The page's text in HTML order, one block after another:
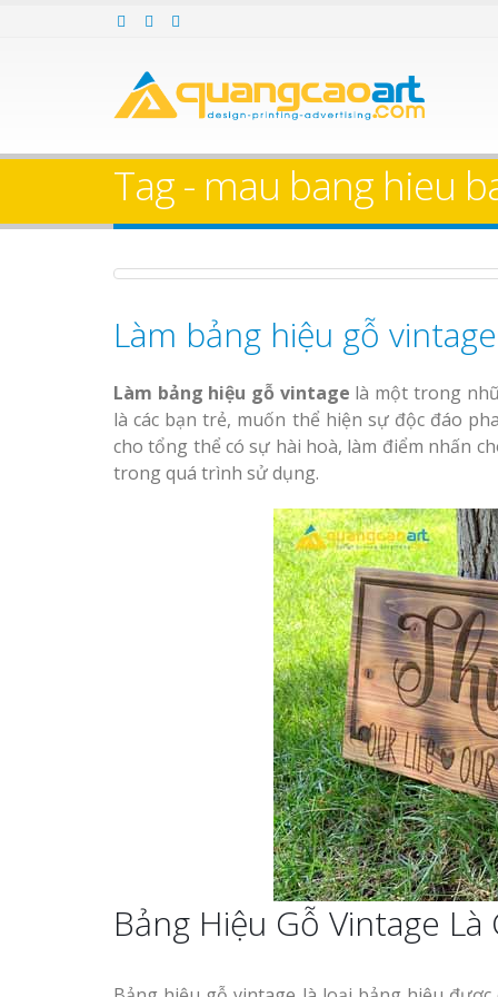
Tag - mau bang hieu
Làm bảng hiệu gỗ
Làm bảng hiệu gỗ vintage là một trong
là các bạn trẻ, muốn thể hiện sự độc đáo
cho tổng thể có sự hài hoà, làm điểm nhấn
trong quá trình sử dụng.
Bảng Hiệu Gỗ Vintage Là
Bảng Hiệu Nhà Hàng
Nghệ An Độc Đáo
Thi Công Bảng Hiệu
Trọn Gói Nghệ An Gía
Xưởng
Sửa chữa biển quảng cáo
Nghệ An uy tín
Làm biển hiệu chữ inox
Bảng gỗ treo cửa
theo yêu cầu
Biên Hòa
Làm bảng
sữa Bình Dương
Làm biển
Thuận An
Dương
Thi công
Dương
Làm biển
tóc Thuận An
Thi công
cáo Vinh
Làm biển
Nghệ An giá